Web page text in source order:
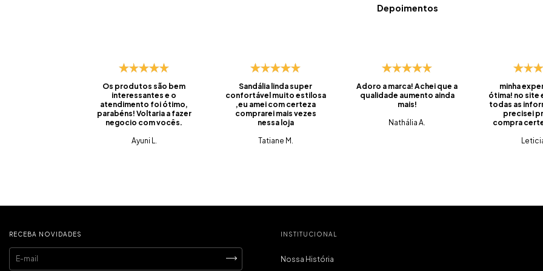
Depoimentos
Os produtos são bem
interessantes e o
atendimento foi ótimo,
parabéns! Voltaria a fazer
negocio com vocês.
Ayuni L.
Sandália linda super
confortável muito estilosa
,eu amei com certeza
comprarei mais vezes
nessa loja
Tatiane M.
Adoro a marca! Achei que a
qualidade aumento ainda
mais!
Nathália A.
minha
ótima! no site
todas as
precisei
compra
do prazo,
tudo muito
compra e
RECEBA NOVIDADES INSTITUCIONAL
Nossa História